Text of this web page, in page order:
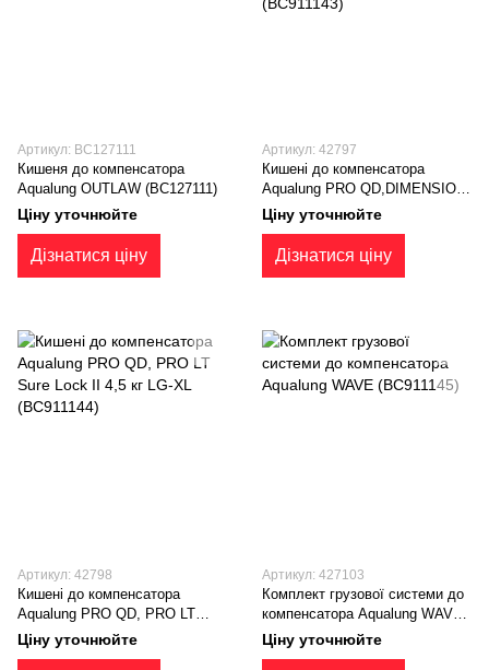
Артикул: BC127111
Кишеня до компенсатора
Aqualung OUTLAW (BC127111)
Ціну уточнюйте
Дізнатися ціну
Артикул: 42797
Кишені до компенсатора
Aqualung PRO QD,DIMENSION
I3,PEARL I3 SureLockII-7,2 кг
XS-ML (BC911143)
Ціну уточнюйте
Дізнатися ціну
Артикул: 42798
Кишені до компенсатора
Aqualung PRO QD, PRO LT
Sure Lock II 4,5 кг LG-XL
(BC911144)
Ціну уточнюйте
Артикул: 427103
Комплект грузової системи до
компенсатора Aqualung WAVE
(BC911145)
Ціну уточнюйте